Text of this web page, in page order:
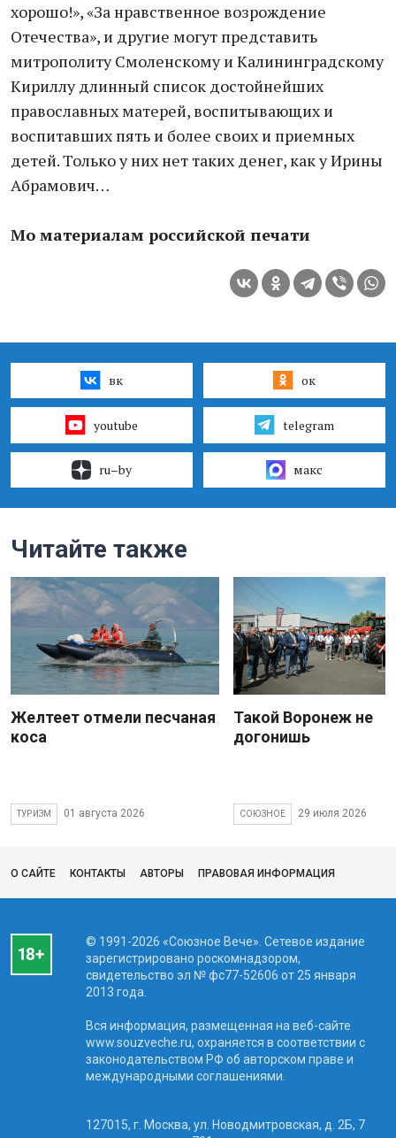
хорошо!», «За нравственное возрождение
Отечества», и другие могут представить
митрополиту Смоленскому и Калининградскому
Кириллу длинный список достойнейших
православных матерей, воспитывающих и
воспитавших пять и более своих и приемных
детей. Только у них нет таких денег, как у Ирины
Абрамович…
Мо материалам российской печати
вк ок
youtube telegram
ru–by макс
Читайте также
Желтеет отмели песчаная
коса
ТУРИЗМ 01 августа 2026
Такой Воронеж не
догонишь
СОЮЗНОЕ 29 июля 2026
О САЙТЕ КОНТАКТЫ АВТОРЫ ПРАВОВАЯ ИНФОРМАЦИЯ
© 1991-2026 «Союзное Вече». Сетевое издание
зарегистрировано роскомнадзором,
свидетельство эл № фc77-52606 от 25 января
2013 года.
Вся информация, размещенная на веб-сайте
www.souzveche.ru, охраняется в соответствии с
законодательством РФ об авторском праве и
международными соглашениями.
127015, г. Москва, ул. Новодмитровская, д. 2Б, 7